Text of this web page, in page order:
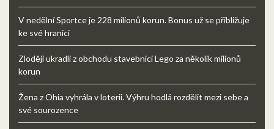
V nedělní Sportce je 228 milionů korun. Bonus už se přibližuje
ke své hranici
Zloději ukradli z obchodu stavebnici Lego za několik milionů
korun
Žena z Ohia vyhrála v loterii. Výhru hodlá rozdělit mezi sebe a
své sourozence